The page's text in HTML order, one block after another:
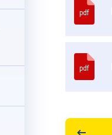
pdf
pdf